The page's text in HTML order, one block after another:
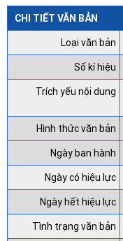
CHI TIẾT VĂN BẢN
Loại văn bản
Số kí hiệu
Trích yếu nội dung
Hình thức văn bản
Ngày ban hành
Ngày có hiệu lực
Ngày hết hiệu lực
Tình trạng văn bản